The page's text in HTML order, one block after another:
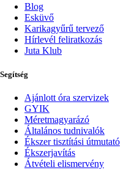
Blog
Esküvő
Karikagyűrű tervező
Hírlevél feliratkozás
Juta Klub
Segítség
Ajánlott óra szervizek
GYIK
Méretmagyarázó
Általános tudnivalók
Ékszer tisztítási útmutató
Ékszerjavítás
Átvételi elismervény